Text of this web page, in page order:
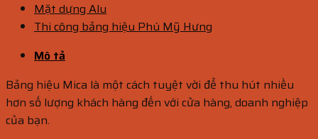
Mặt dựng Alu
Thi công bảng hiệu Phú Mỹ Hưng
Mô tả
Bảng hiệu Mica là một cách tuyệt vời để thu hút nhiều
hơn số lượng khách hàng đến với cửa hàng, doanh nghiệp
của bạn.